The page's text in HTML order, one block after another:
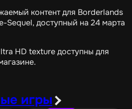
контент для Borderlands
Sequel, доступный на 24 марта
HD texture доступны для
игры